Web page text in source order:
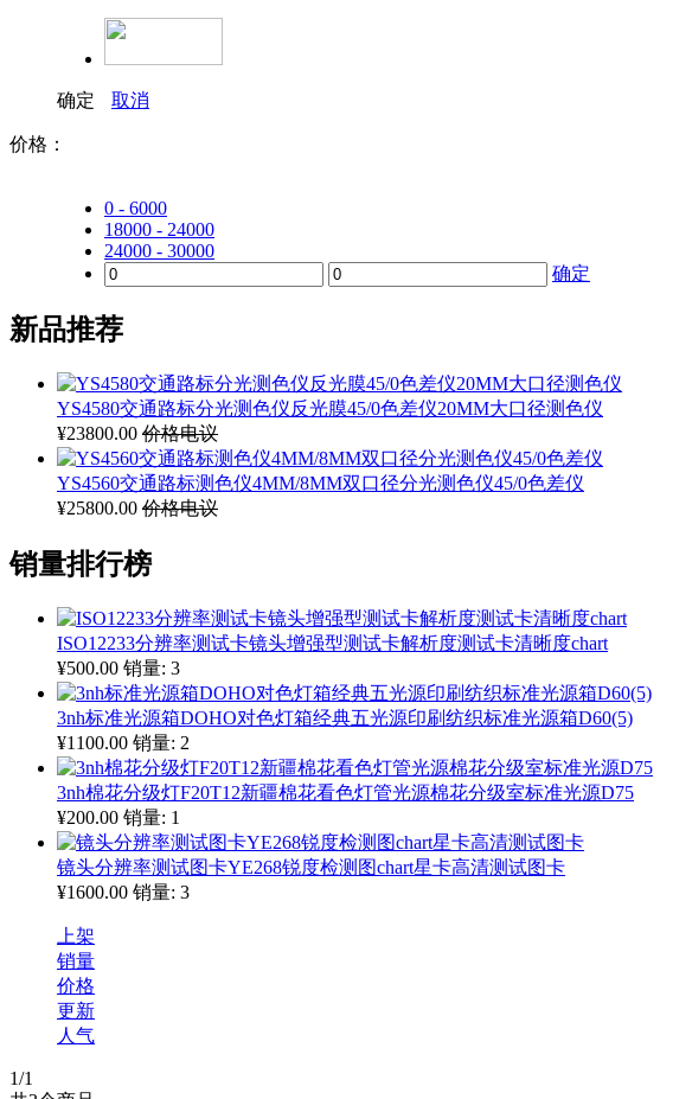
确定 取消
价格：
0 - 6000
18000 - 24000
24000 - 30000
确定
新品推荐
YS4580交通路标分光测色仪反光膜45/0色差仪20MM大口径测色仪
¥23800.00 价格电议
YS4560交通路标测色仪4MM/8MM双口径分光测色仪45/0色差仪
¥25800.00 价格电议
销量排行榜
ISO12233分辨率测试卡镜头增强型测试卡解析度测试卡清晰度chart
¥500.00 销量: 3
3nh标准光源箱DOHO对色灯箱经典五光源印刷纺织标准光源箱D60(5)
¥1100.00 销量: 2
3nh棉花分级灯F20T12新疆棉花看色灯管光源棉花分级室标准光源D75
¥200.00 销量: 1
镜头分辨率测试图卡YE268锐度检测图chart星卡高清测试图卡
¥1600.00 销量: 3
上架
销量
价格
更新
人气
1/1